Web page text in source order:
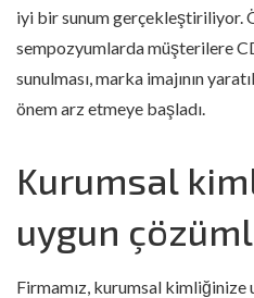
iyi bir sunum gerçekleştiriliyor.
sempozyumlarda müşterilere
sunulması, marka imajının
önem arz etmeye başladı.
Kurumsal
uygun
Firmamız, kurumsal kimliğinize